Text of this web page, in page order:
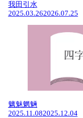
我田引水
2025.03.262026.07.25
魑魅魍魎
2025.11.082025.12.04